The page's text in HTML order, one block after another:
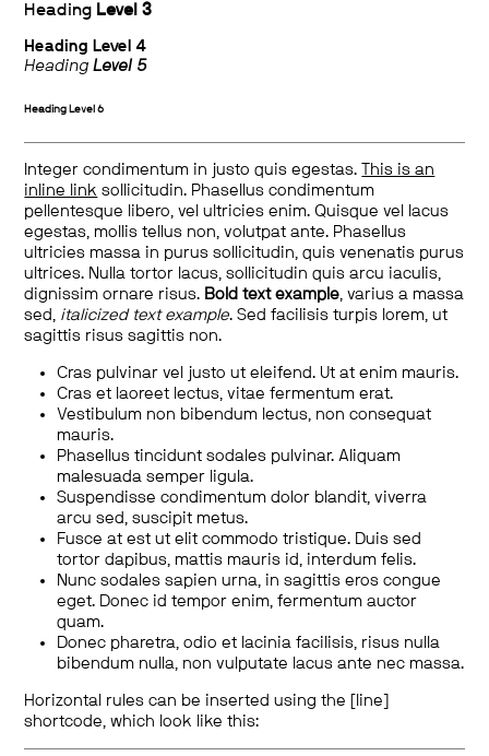
Heading Level 3
Heading Level 4
HeadingLevel 5
Heading Level 6
Integer condimentum in justo quis egestas.
This is an
inline link sollicitudin. Phasellus condimentum
pellentesque libero, vel ultricies enim. Quisque vel lacus
egestas, mollis tellus non, volutpat ante. Phasellus
ultricies massa in purus sollicitudin, quis venenatis purus
ultrices. Nulla tortor lacus, sollicitudin quis arcu iaculis,
dignissim ornare risus. Bold text example, varius a massa
sed, italicized text example. Sed facilisis turpis lorem, ut
sagittis risus sagittis non.
Cras pulvinar vel justo ut eleifend. Ut at enim mauris.
Cras et laoreet lectus, vitae fermentum erat.
Vestibulum non bibendum lectus, non consequat
mauris.
Phasellus tincidunt sodales pulvinar. Aliquam
malesuada semper ligula.
Suspendisse condimentum dolor blandit, viverra
arcu sed, suscipit metus.
Fusce at est ut elit commodo tristique. Duis sed
tortor dapibus, mattis mauris id, interdum felis.
Nunc sodales sapien urna, in sagittis eros congue
eget. Donec id tempor enim, fermentum auctor
quam.
Donec pharetra, odio et lacinia facilisis, risus nulla
bibendum nulla, non vulputate lacus ante nec massa.
Horizontal rules can be inserted using the [line]
shortcode, which look like this: